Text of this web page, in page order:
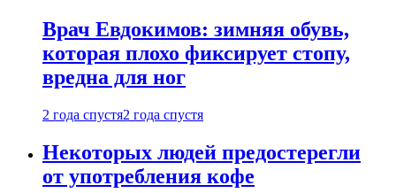
Врач Евдокимов: зимняя обувь,
которая плохо фиксирует стопу,
вредна для ног
2 года спустя2 года спустя
Некоторых людей предостерегли
от употребления кофе